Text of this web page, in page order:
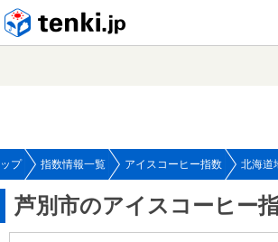
プ 指数情報一覧 アイスコーヒー指数 北海道
芦別市のアイスコーヒー